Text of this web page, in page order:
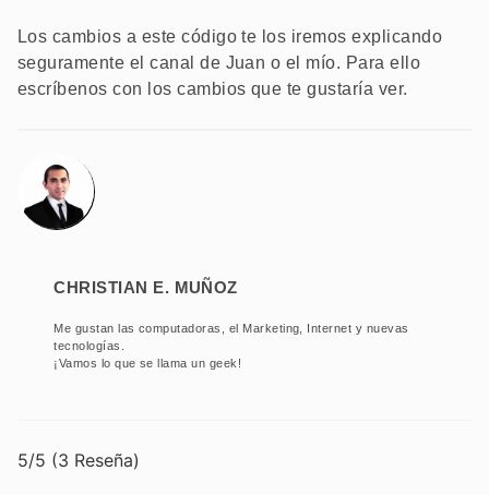
Los cambios a este código te los iremos explicando
seguramente el canal de Juan o el mío. Para ello
escríbenos con los cambios que te gustaría ver.
Christian E. Muñoz
Me gustan las computadoras, el Marketing, Internet y nuevas
tecnologías.
¡Vamos lo que se llama un geek!
5/5 (3 Reseña)